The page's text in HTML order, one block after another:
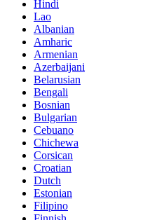
Hindi
Lao
Albanian
Amharic
Armenian
Azerbaijani
Belarusian
Bengali
Bosnian
Bulgarian
Cebuano
Chichewa
Corsican
Croatian
Dutch
Estonian
Filipino